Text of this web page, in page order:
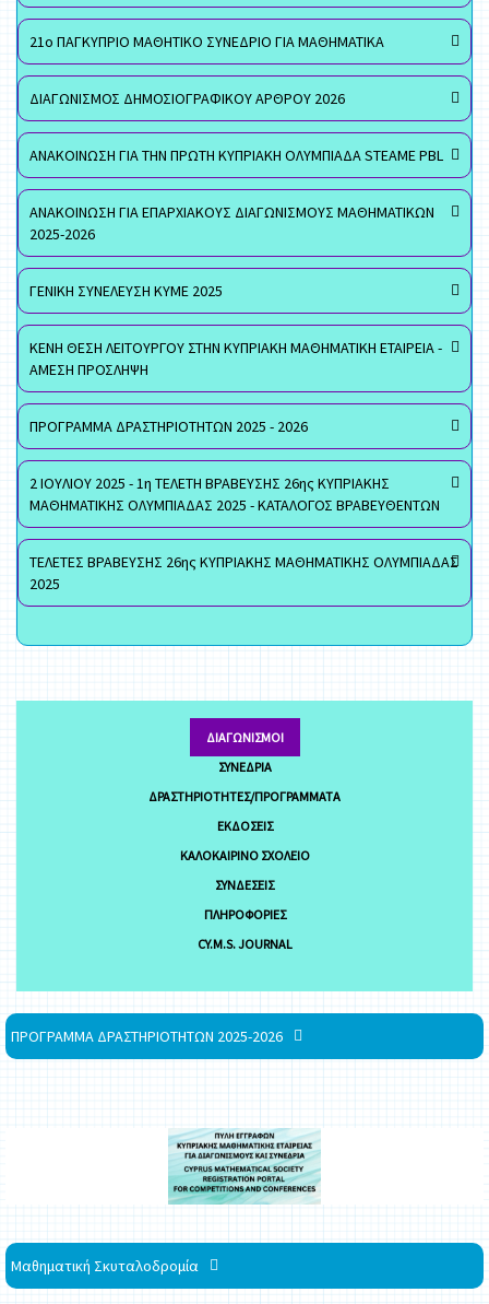
21ο ΠΑΓΚΥΠΡΙΟ ΜΑΘΗΤΙΚΟ ΣΥΝΕΔΡΙΟ ΓΙΑ ΜΑΘΗΜΑΤΙΚΑ
ΔΙΑΓΩΝΙΣΜΟΣ ΔΗΜΟΣΙΟΓΡΑΦΙΚΟΥ ΑΡΘΡΟΥ 2026
ΑΝΑΚΟΙΝΩΣΗ ΓΙΑ ΤΗΝ ΠΡΩΤΗ ΚΥΠΡΙΑΚΗ ΟΛΥΜΠΙΑΔΑ STEAME PBL
ΑΝΑΚΟΙΝΩΣΗ ΓΙΑ ΕΠΑΡΧΙΑΚΟΥΣ ΔΙΑΓΩΝΙΣΜΟΥΣ ΜΑΘΗΜΑΤΙΚΩΝ
2025-2026
ΓΕΝΙΚΗ ΣΥΝΕΛΕΥΣΗ ΚΥΜΕ 2025
ΚΕΝΗ ΘΕΣΗ ΛΕΙΤΟΥΡΓΟΥ ΣΤΗΝ ΚΥΠΡΙΑΚΗ ΜΑΘΗΜΑΤΙΚΗ ΕΤΑΙΡΕΙΑ -
ΑΜΕΣΗ ΠΡΟΣΛΗΨΗ
ΠΡΟΓΡΑΜΜΑ ΔΡΑΣΤΗΡΙΟΤΗΤΩΝ 2025 - 2026
2 ΙΟΥΛΙΟΥ 2025 - 1η ΤΕΛΕΤΗ ΒΡΑΒΕΥΣΗΣ 26ης ΚΥΠΡΙΑΚΗΣ
ΜΑΘΗΜΑΤΙΚΗΣ ΟΛΥΜΠΙΑΔΑΣ 2025 - ΚΑΤΑΛΟΓΟΣ ΒΡΑΒΕΥΘΕΝΤΩΝ
ΤΕΛΕΤΕΣ ΒΡΑΒΕΥΣΗΣ 26ης ΚΥΠΡΙΑΚΗΣ ΜΑΘΗΜΑΤΙΚΗΣ ΟΛΥΜΠΙΑΔΑΣ
2025
ΔΙΑΓΩΝΙΣΜΟΊ
ΣΥΝΈΔΡΙΑ
ΔΡΑΣΤΗΡΙΌΤΗΤΕΣ/ΠΡΟΓΡΆΜΜΑΤΑ
ΕΚΔΌΣΕΙΣ
ΚΑΛΟΚΑΙΡΙΝΌ ΣΧΟΛΕΊΟ
ΣΥΝΔΈΣΕΙΣ
ΠΛΗΡΟΦΟΡΊΕΣ
CY.M.S. JOURNAL
ΠΡΟΓΡΑΜΜΑ ΔΡΑΣΤΗΡΙΟΤΗΤΩΝ 2025-2026
Μαθηματική Σκυταλοδρομία